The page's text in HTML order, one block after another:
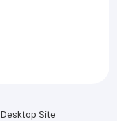
Desktop Site